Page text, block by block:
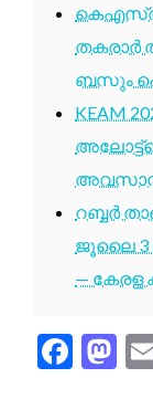
തകരാർ
ബസും
KEAM
അവസാന
റബ്ബർ
ജൂലൈ 3
—